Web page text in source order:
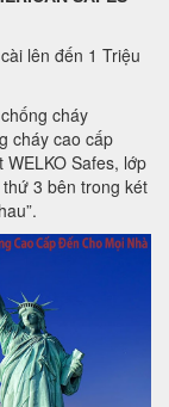
lên đến 1 Triệu
cháy
cháy cao cấp
Safes, lớp
3 bên trong két